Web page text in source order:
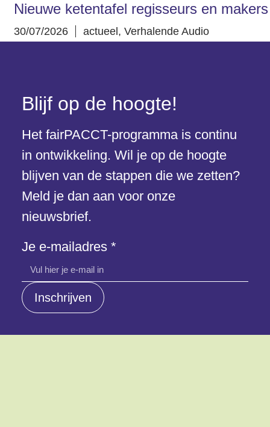
Nieuwe ketentafel regisseurs en
30/07/2026 actueel , Verhalende Audio
Blijf op de hoogte!
Het fairPACCT-programma is continu
in ontwikkeling. Wil je op de hoogte
blijven van de stappen die we zetten?
Meld je dan aan voor onze
nieuwsbrief.
Je e-
mailadres
Je e-mailadres *
Inschrijven